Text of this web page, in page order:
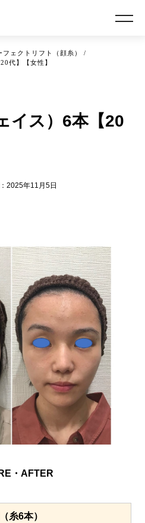
フェクトリフト（顔糸）
/
代】【女性】
イス）6本【20
2025年11月5日
・AFTER
糸6本）